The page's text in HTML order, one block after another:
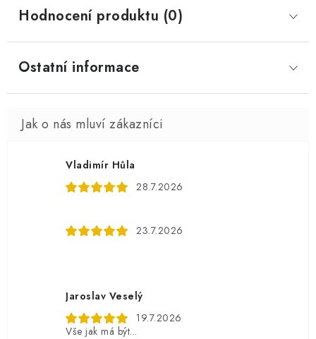
Hodnocení produktu (0)
Ostatní informace
Vladimír Hůla
28.7.2026
23.7.2026
Jaroslav Veselý
19.7.2026
Vše jak má být...